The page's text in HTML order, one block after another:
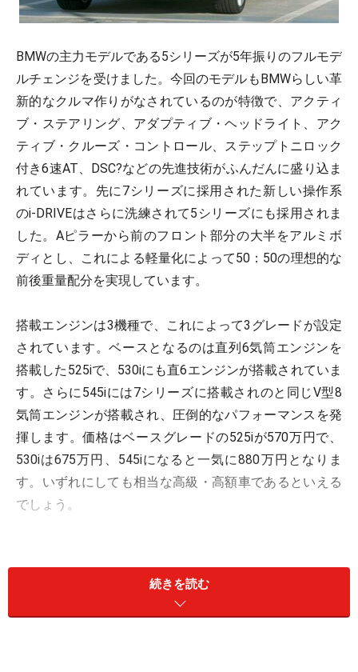
BMWの主力モデルである5シリーズが5年振りのフルモデ
ルチェンジを受けました。今回のモデルもBMWらしい革
新的なクルマ作りがなされているのが特徴で、アクティ
ブ・ステアリング、アダプティブ・ヘッドライト、アク
ティブ・クルーズ・コントロール、ステップトニロック
付き6速AT、DSC?などの先進技術がふんだんに盛り込ま
れています。先に7シリーズに採用された新しい操作系
のi-DRIVEはさらに洗練されて5シリーズにも採用されま
した。Aピラーから前のフロント部分の大半をアルミボ
ディとし、これによる軽量化によって50：50の理想的な
前後重量配分を実現しています。
搭載エンジンは3機種で、これによって3グレードが設定
されています。ベースとなるのは直列6気筒エンジンを
搭載した525iで、530iにも直6エンジンが搭載されていま
す。さらに545iには7シリーズに搭載されのと同じV型8
気筒エンジンが搭載され、圧倒的なパフォーマンスを発
揮します。価格はベースグレードの525iが570万円で、
530iは675万円、545iになると一気に880万円となりま
す。いずれにしても相当な高級・高額車であるといえる
でしょう。
り、545iは装備の差も加わって大幅に高くなっていま
す。パワーは525iが141kWで530iが170kW、そして545i
が245kWと、排気量に応じた性能差があります。V型8気
続きを読む